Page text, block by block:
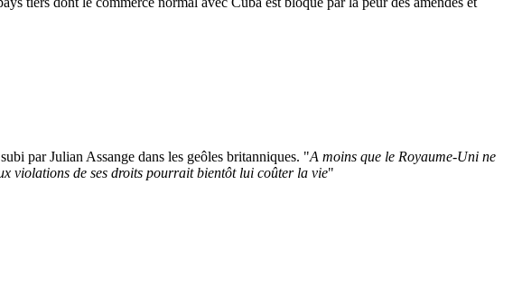
par Julian Assange dans les geôles britanniques. "A moins que le Royaume-Uni ne
violations de ses droits pourrait bientôt lui coûter la vie"